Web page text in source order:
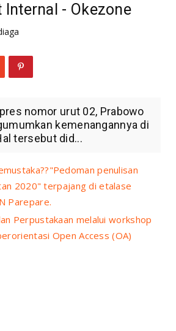
Internal - Okezone
nomor urut 02, Prabowo
kemenangannya di
tersebut did...
penulisan
2020" terpajang di etalase
Parepare.
Perpustakaan melalui workshop
Open Access (OA)